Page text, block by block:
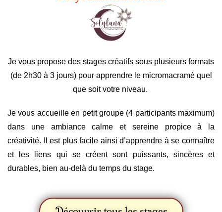
Je vous propose des stages créatifs sous plusieurs formats
(de 2h30 à 3 jours) pour apprendre le micromacramé quel
que soit votre niveau.
Je vous accueille en petit groupe (4 participants maximum)
dans une ambiance calme et sereine propice à la
créativité. Il est plus facile ainsi d’apprendre à se connaître
et les liens qui se créent sont puissants, sincères et
durables, bien au-delà du temps du stage.